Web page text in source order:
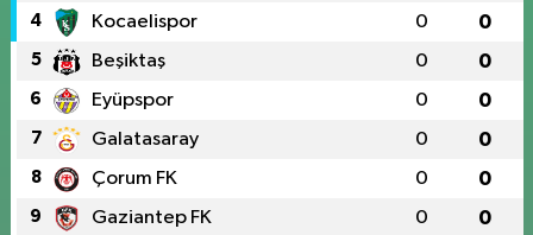
4 Kocaelispor 0 0
5 Beşiktaş 0 0
6 Eyüpspor 0 0
7 Galatasaray 0 0
8 Çorum FK 0 0
9 Gaziantep FK 0 0